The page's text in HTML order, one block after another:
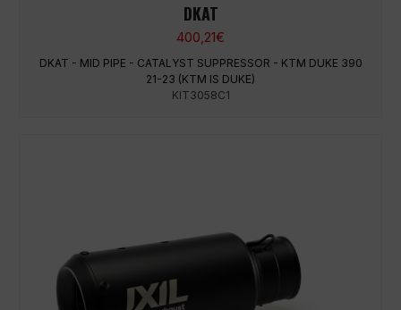
DKAT
400,21€
DKAT - MID PIPE - CATALYST SUPPRESSOR - KTM DUKE 390
21-23 (KTM IS DUKE)
KIT3058C1